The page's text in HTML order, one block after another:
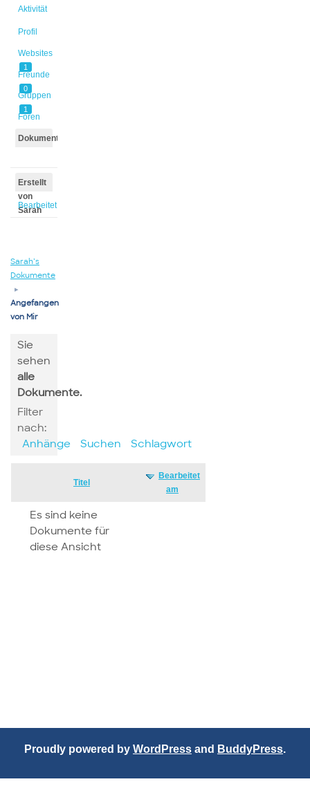
Aktivität
Profil
Websites
1
Freunde
0
Gruppen
1
Foren
Dokumente
Erstellt
von
Sarah
Bearbeitet
Sarah’s
Dokumente
▸
Angefangen
von Mir
Sie
sehen
alle
Dokumente.
Filter
nach:
Anhänge
Suchen Schlagwort
Titel
Bearbeitet
am
Es sind keine
Dokumente für
diese Ansicht
Proudly powered by WordPress and BuddyPress.